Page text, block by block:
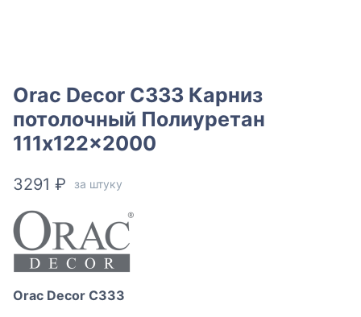
Orac Decor C333 Карниз
потолочный Полиуретан
111x122x2000
3291 ₽ за штуку
Orac Decor C333